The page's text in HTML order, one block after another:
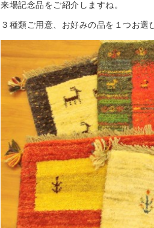
来場記念品をご紹介しますね。
３種類ご用意、お好みの品を１つお選